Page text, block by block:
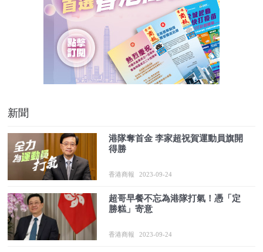
新聞
港隊奪首金 李家超祝賀運動員旗開
得勝
香港商報 2023-09-24
超哥早餐不忘為港隊打氣！憑「定
勝糕」寄意
香港商報 2023-09-24